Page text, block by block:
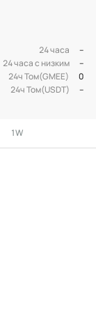
24 часа
--
24 часа с низким
--
24ч Том(GMEE)
0
24ч Том(USDT)
--
1W